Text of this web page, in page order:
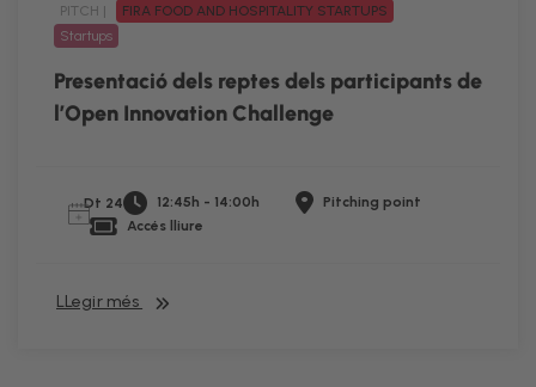
PITCH |
FIRA FOOD AND HOSPITALITY STARTUPS
Startups
Presentació dels reptes dels participants de
l’Open Innovation Challenge
Dt 24 12:45h - 14:00h
Pitching point
Accés lliure
LLegir més